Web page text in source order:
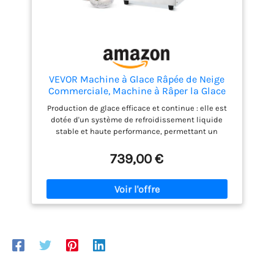
desserts, les boutiques de thé à bulles, les
VEVOR Machine à Glace Râpée de Neige
Commerciale, Machine à Râper la Glace
175 kg/24H, Machine à Glace Pilée en Inox,
Système de Refroidissement par Liquide,
Glace Rasée pour Dessert Boulangerie
Café
Production de glace efficace et continue : elle est
dotée d'un système de refroidissement liquide
stable et haute performance, permettant un
glace en seulement 3 s après le pré-
refroidissement, capable de produire environ 385
lb / 175 kg de glace par jour, idéale pour la
fabrication de diverses boissons telles que les
boissons sucrées, les boissons alcoolisées avec
machine à glace rasée crée différentes textures de
739,00 €